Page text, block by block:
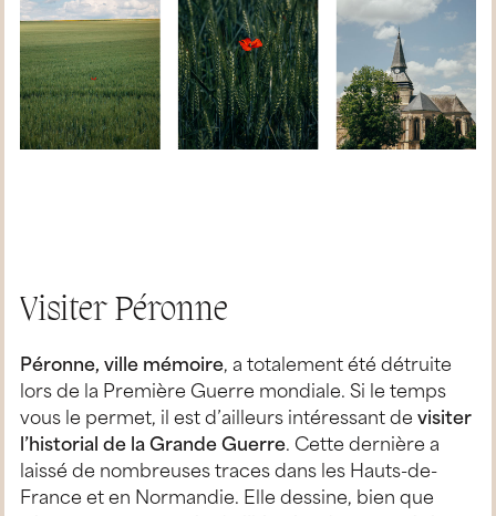
Visiter Péronne
Péronne, ville mémoire, a totalement été détruite
lors de la Première Guerre mondiale. Si le temps
vous le permet, il est d’ailleurs intéressant de visiter
l’historial de la Grande Guerre. Cette dernière a
laissé de nombreuses traces dans les Hauts-de-
France et en Normandie. Elle dessine, bien que